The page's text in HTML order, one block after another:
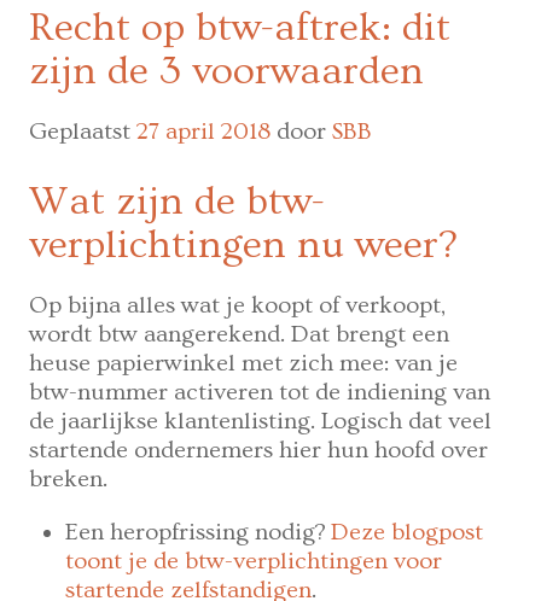
in
de
rekruteringsmarkt.
gaat
gebruiken
voor
valideren
reputaties.
Recht op btw-aftrek: dit
zijn de 3 voorwaarden
Geplaatst 27 april 2018 door SBB
Wat zijn de btw-
verplichtingen nu weer?
Op bijna alles wat je koopt of verkoopt,
wordt btw aangerekend. Dat brengt een
heuse papierwinkel met zich mee: van je
btw-nummer activeren tot de indiening van
de jaarlijkse klantenlisting. Logisch dat veel
startende ondernemers hier hun hoofd over
breken.
Een heropfrissing nodig?Deze blogpost
toont je de btw-verplichtingen voor
startende zelfstandigen.